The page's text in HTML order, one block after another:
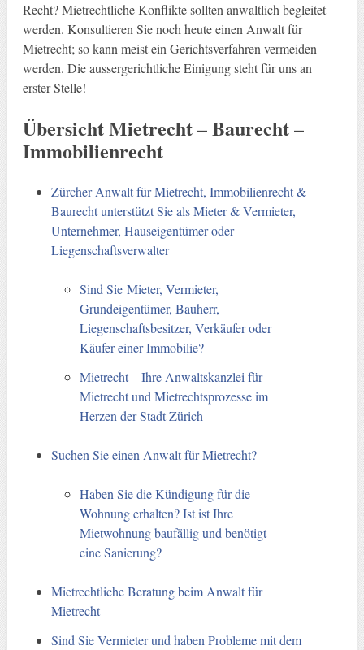
Recht? Mietrechtliche Konflikte sollten anwaltlich begleitet
werden. Konsultieren Sie noch heute einen Anwalt für
Mietrecht; so kann meist ein Gerichtsverfahren vermeiden
werden. Die aussergerichtliche Einigung steht für uns an
erster Stelle!
Übersicht Mietrecht – Baurecht –
Immobilienrecht
Zürcher Anwalt für Mietrecht, Immobilienrecht &
Baurecht unterstützt Sie als Mieter & Vermieter,
Unternehmer, Hauseigentümer oder
Liegenschaftsverwalter
Sind Sie Mieter, Vermieter,
Grundeigentümer, Bauherr,
Liegenschaftsbesitzer, Verkäufer oder
Käufer einer Immobilie?
Mietrecht – Ihre Anwaltskanzlei für
Mietrecht und Mietrechtsprozesse im
Herzen der Stadt Zürich
Suchen Sie einen Anwalt für Mietrecht?
Haben Sie die Kündigung für die
Wohnung erhalten? Ist ist Ihre
Mietwohnung baufällig und benötigt
eine Sanierung?
Mietrechtliche Beratung beim Anwalt für
Mietrecht
Sind Sie Vermieter und haben Probleme mit dem